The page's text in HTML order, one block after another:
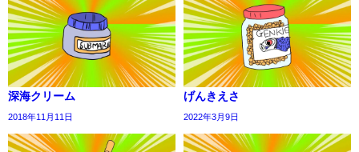
深海クリーム
2018年11月11日
げんきえさ
2022年3月9日